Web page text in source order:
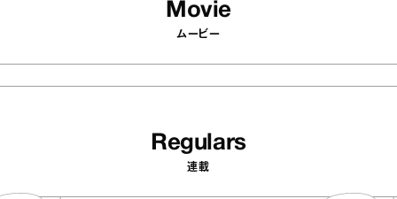
Movie
ムービー
Regulars
連載